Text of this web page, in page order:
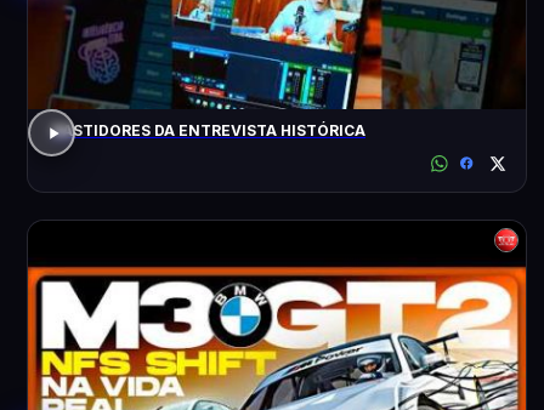
BASTIDORES DA ENTREVISTA HISTÓRICA